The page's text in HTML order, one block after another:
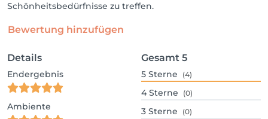
Schönheitsbedürfnisse zu treffen.
Bewertung hinzufügen
Details
Endergebnis
Ambiente
Gesamt 5
5 Sterne (4)
4 Sterne (0)
3 Sterne (0)